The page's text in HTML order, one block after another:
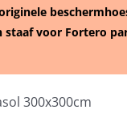
staaf voor Fortero
300x300cm